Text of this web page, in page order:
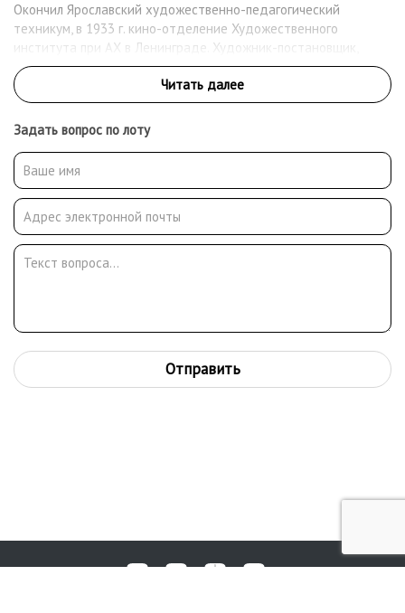
Окончил Ярославский художественно-педагогический
техникум, в 1933 г. кино-отделение Художественного
института при АХ в Ленинграде. Художник-постановщик,
декоратор и бутафор на киностудии «Совкино» в Москве
(ныне «Мосфильм»)
Задать вопрос по лоту
Отправить